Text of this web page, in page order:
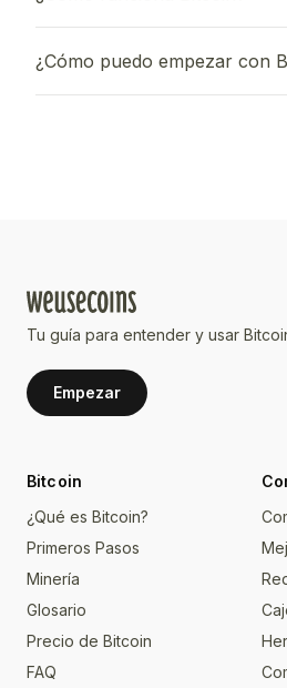
¿Cómo puedo empezar con
Tu guía para entender y usar
Empezar
Bitcoin
¿Qué es Bitcoin?
Primeros Pasos
Minería
Glosario
Precio de Bitcoin
FAQ